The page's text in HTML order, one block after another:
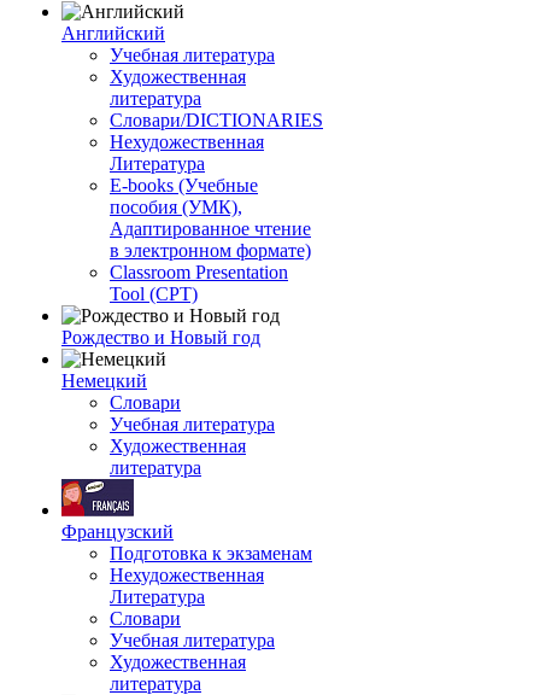
Английский
Учебная литература
Художественная
литература
Словари/DICTIONARIES
Нехудожественная
Литература
E-books (Учебные
пособия (УМК),
Адаптированное чтение
в электронном формате)
Classroom Presentation
Tool (CPT)
Рождество и Новый год
Немецкий
Словари
Учебная литература
Художественная
литература
Французский
Подготовка к экзаменам
Нехудожественная
Литература
Словари
Учебная литература
Художественная
литература